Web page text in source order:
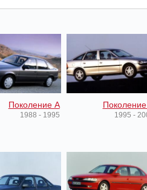
Поколение A
1988 - 1995 1995 -